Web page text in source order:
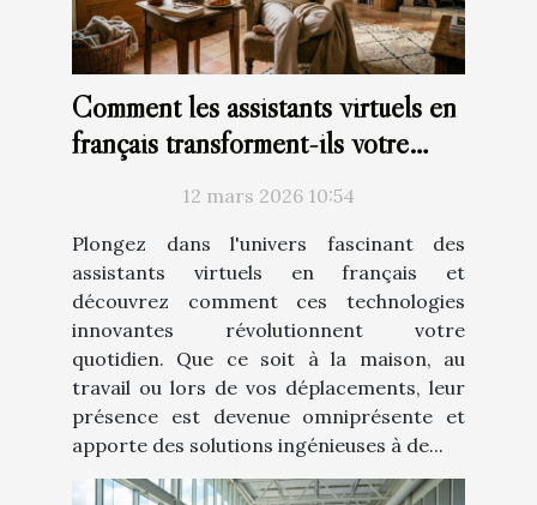
Comment les assistants virtuels en
français transforment-ils votre
12 mars 2026 10:54
Plongez dans l'univers fascinant des
assistants virtuels en français et
découvrez comment ces technologies
innovantes révolutionnent votre
quotidien. Que ce soit à la maison, au
travail ou lors de vos déplacements, leur
présence est devenue omniprésente et
apporte des solutions ingénieuses à de...